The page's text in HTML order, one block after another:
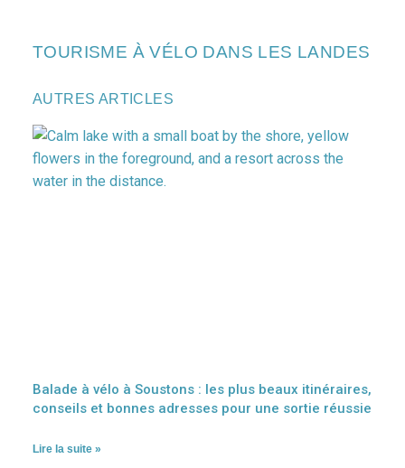
TOURISME À VÉLO DANS LES LANDES
AUTRES ARTICLES
Balade à vélo à Soustons : les plus beaux itinéraires,
conseils et bonnes adresses pour une sortie réussie
Lire la suite »